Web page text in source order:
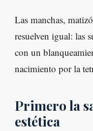
Las manchas,
resuelven igual: las
con un
nacimiento por la
Primero la
estética